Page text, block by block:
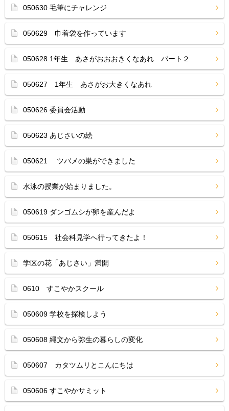
050630 毛筆にチャレンジ
050629 巾着袋を作っています
050628 1年生 あさがおおおきくなあれ パート２
050627 1年生 あさがお大きくなあれ
050626 委員会活動
050623 あじさいの絵
050621 ツバメの巣ができました
水泳の授業が始まりました。
050619 ダンゴムシが卵を産んだよ
050615 社会科見学へ行ってきたよ！
学区の花「あじさい」満開
0610 すこやかスクール
050609 学校を探検しよう
050608 縄文から弥生の暮らしの変化
050607 カタツムリとこんにちは
050606 すこやかサミット